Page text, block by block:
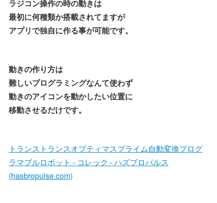
ラジコン操作の時の動きは
最初に何種類か搭載されてますが
アプリで独自に作る事が可能です。
動きの作り方は
難しいプログラミングなんて使わず
動きのアイコンを動かしたい位置に
移動させるだけです。
トランストランスオプティマスプライム自動変換プログ
ラマブルロボット - コレック - ハズブロパルス
(hasbropulse.com)